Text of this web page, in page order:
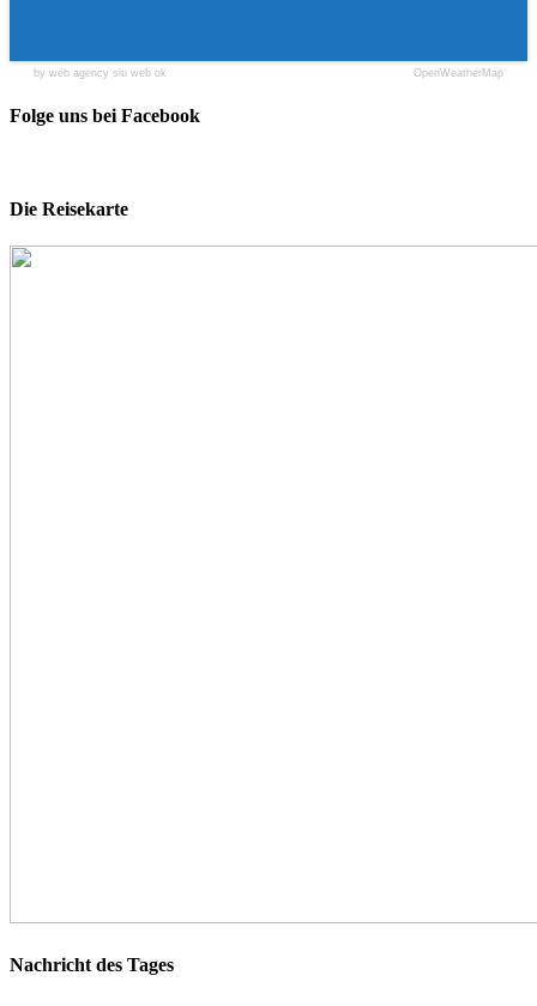
by web agency siti web ok OpenWeatherMap
Folge uns bei Facebook
Die Reisekarte
Nachricht des Tages